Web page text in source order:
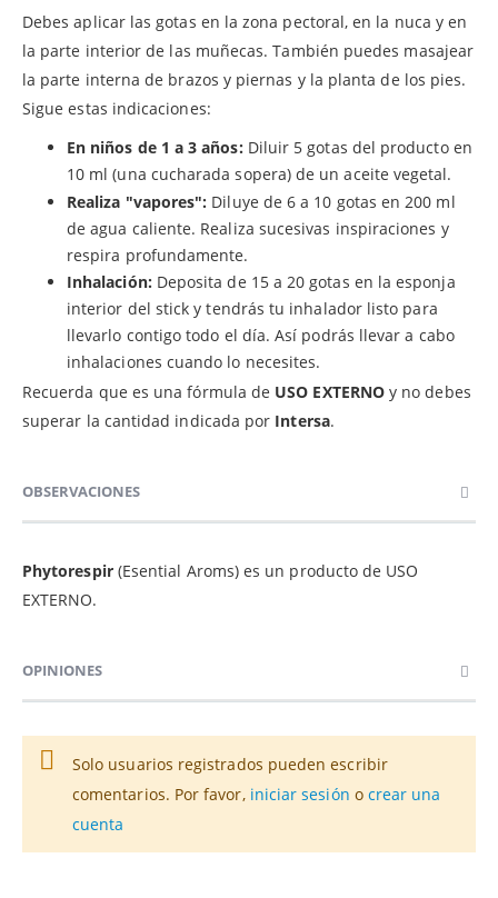
Debes aplicar las gotas en la zona pectoral, en la nuca y en
la parte interior de las muñecas. También puedes masajear
la parte interna de brazos y piernas y la planta de los pies.
Sigue estas indicaciones:
En niños de 1 a 3 años: Diluir 5 gotas del producto en
10 ml (una cucharada sopera) de un aceite vegetal.
Realiza "vapores": Diluye de 6 a 10 gotas en 200 ml
de agua caliente. Realiza sucesivas inspiraciones y
respira profundamente.
Inhalación: Deposita de 15 a 20 gotas en la esponja
interior del stick y tendrás tu inhalador listo para
llevarlo contigo todo el día. Así podrás llevar a cabo
inhalaciones cuando lo necesites.
Recuerda que es una fórmula de USO EXTERNOy no debes
superar la cantidad indicada por Intersa.
OBSERVACIONES
Phytorespir(Esential Aroms) es un producto de USO
EXTERNO.
OPINIONES
Solo usuarios registrados pueden escribir
comentarios. Por favor, iniciar sesión o crear una
cuenta